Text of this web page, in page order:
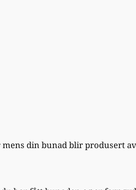
din bunad blir produsert